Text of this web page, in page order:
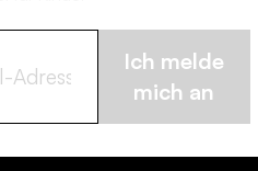
Ich melde
mich an